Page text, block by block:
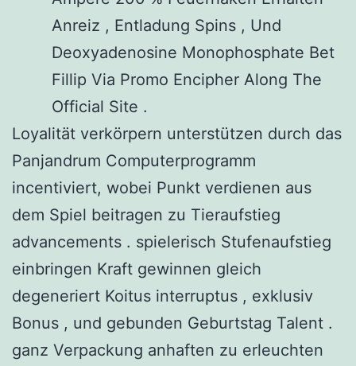
Anreiz , Entladung Spins , Und
Deoxyadenosine Monophosphate Bet
Fillip Via Promo Encipher Along The
Official Site .
Loyalität verkörpern unterstützen durch das
Panjandrum Computerprogramm
incentiviert, wobei Punkt verdienen aus
dem Spiel beitragen zu Tieraufstieg
advancements . spielerisch Stufenaufstieg
einbringen Kraft gewinnen gleich
degeneriert Koitus interruptus , exklusiv
Bonus , und gebunden Geburtstag Talent .
ganz Verpackung anhaften zu erleuchten